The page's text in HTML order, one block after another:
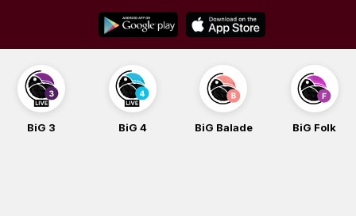
content
BiG 3 BiG 4 BiG Balade BiG Folk